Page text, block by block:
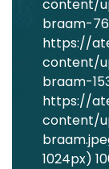
content/
braam-
https://
content/
braam-
https://
content/
1024px)